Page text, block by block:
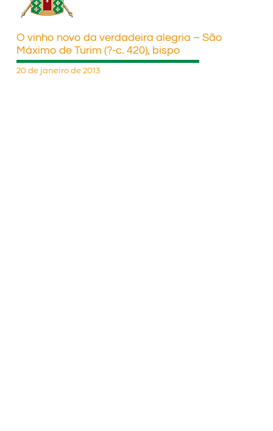
O vinho novo da verdadeira alegria – São
Máximo de Turim (?-c. 420), bispo
20 de janeiro de 2013